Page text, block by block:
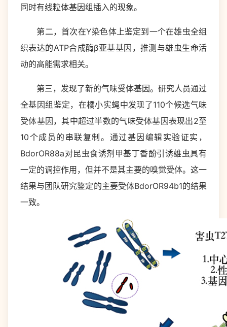
同时有线粒体基因组插入的现象。
第二，首次在Y染色体上鉴定到一个在雄虫全组
织表达的ATP合成酶β亚基基因，推测与雄虫生命活
动的高能需求相关。
第三，发现了新的气味受体基因。研究人员通过
全基因组鉴定，在橘小实蝇中发现了110个候选气味
受体基因，其中超过半数的气味受体基因表现出2至
10个成员的串联复制。通过基因编辑实验证实，
BdorOR88a对昆虫食诱剂甲基丁香酚引诱雄虫具有
一定的调控作用，但并不是其主要的嗅觉受体。这一
结果与团队研究鉴定的主要受体BdorOR94b1的结果
一致。